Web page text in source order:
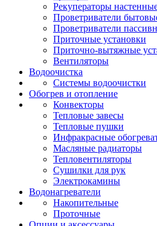
Рекуператоры
Проветриватели
Проветриватели
Приточные установки
Приточно-вытяжные
Вентиляторы
Водоочистка
Системы водоочистки
Обогрев и отопление
Конвекторы
Тепловые завесы
Тепловые пушки
Инфракрасные
Масляные радиаторы
Тепловентиляторы
Сушилки для рук
Электрокамины
Водонагреватели
Накопительные
Проточные